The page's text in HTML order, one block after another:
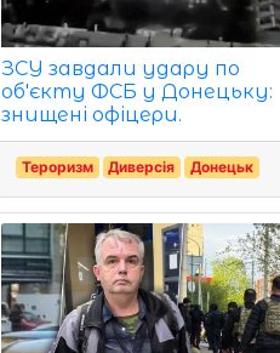
ЗСУ завдали удару по
об'єкту ФСБ у Донецьку:
знищені офіцери.
Тероризм Диверсія Донецьк